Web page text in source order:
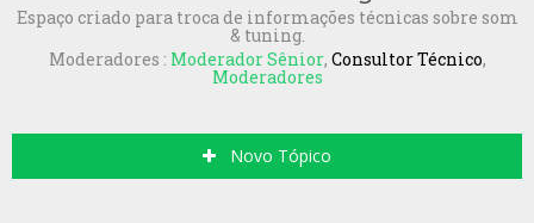
Espaço criado para troca de informações técnicas sobre som
& tuning.
Moderadores : Moderador Sênior, Consultor Técnico,
Moderadores
Novo Tópico